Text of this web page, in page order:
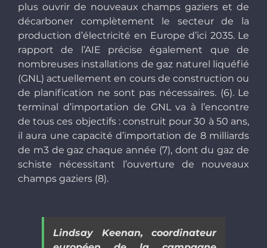
plus ouvrir de nouveaux champs gaziers et de
décarboner complètement le secteur de la
production d’électricité en Europe d’ici 2035. Le
rapport de l’AIE précise également que de
nombreuses installations de gaz naturel liquéfié
(GNL) actuellement en cours de construction ou
de planification ne sont pas nécessaires. (6). Le
terminal d’importation de GNL va à l’encontre
de tous ces objectifs : construit pour 30 à 50 ans,
il aura une capacité d’importation de 8 milliards
de m3 de gaz chaque année (7), dont du gaz de
schiste nécessitant l’ouverture de nouveaux
champs gaziers (8).
Lindsay Keenan, coordinateur